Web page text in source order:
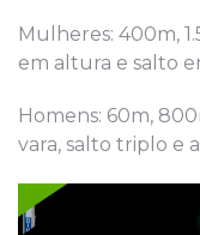
Mulheres: 400m,
em altura e salto
Homens: 60m,
vara, salto triplo e